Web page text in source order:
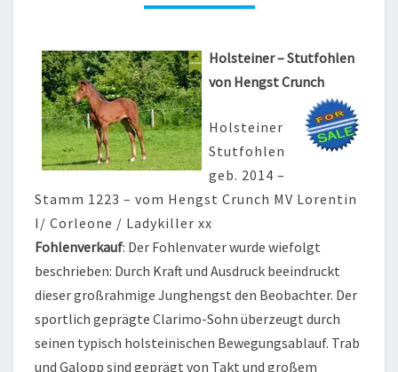
Holsteiner – Stutfohlen
von Hengst Crunch
Holsteiner
Stutfohlen
geb. 2014 –
Stamm 1223 – vom Hengst Crunch MV Lorentin
I/ Corleone / Ladykiller xx
Fohlenverkauf: Der Fohlenvater wurde wiefolgt
beschrieben: Durch Kraft und Ausdruck beeindruckt
dieser großrahmige Junghengst den Beobachter. Der
sportlich geprägte Clarimo-Sohn überzeugt durch
seinen typisch holsteinischen Bewegungsablauf. Trab
und Galopp sind geprägt von Takt und großem